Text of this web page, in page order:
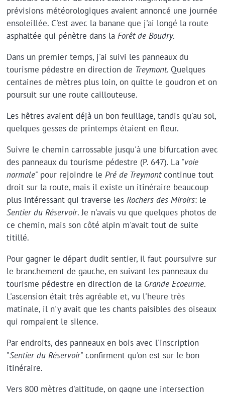
prévisions météorologiques avaient annoncé une journée
ensoleillée. C'est avec la banane que j'ai longé la route
asphaltée qui pénètre dans la Forêt de Boudry.
Dans un premier temps, j'ai suivi les panneaux du
tourisme pédestre en direction de Treymont. Quelques
centaines de mètres plus loin, on quitte le goudron et on
poursuit sur une route caillouteuse.
Les hêtres avaient déjà un bon feuillage, tandis qu'au sol,
quelques gesses de printemps étaient en fleur.
Suivre le chemin carrossable jusqu'à une bifurcation avec
des panneaux du tourisme pédestre (P. 647). La "voie
normale" pour rejoindre le Pré de Treymontcontinue tout
droit sur la route, mais il existe un itinéraire beaucoup
plus intéressant qui traverse les Rochers des Miroirs: le
Sentier du Réservoir. Je n'avais vu que quelques photos de
ce chemin, mais son côté alpin m'avait tout de suite
titillé.
Pour gagner le départ dudit sentier, il faut poursuivre sur
le branchement de gauche, en suivant les panneaux du
tourisme pédestre en direction de la Grande Ecoeurne.
L'ascension était très agréable et, vu l'heure très
matinale, il n'y avait que les chants paisibles des oiseaux
qui rompaient le silence.
Par endroits, des panneaux en bois avec l'inscription
"Sentier du Réservoir" confirment qu'on est sur le bon
itinéraire.
Vers 800 mètres d'altitude, on gagne une intersection